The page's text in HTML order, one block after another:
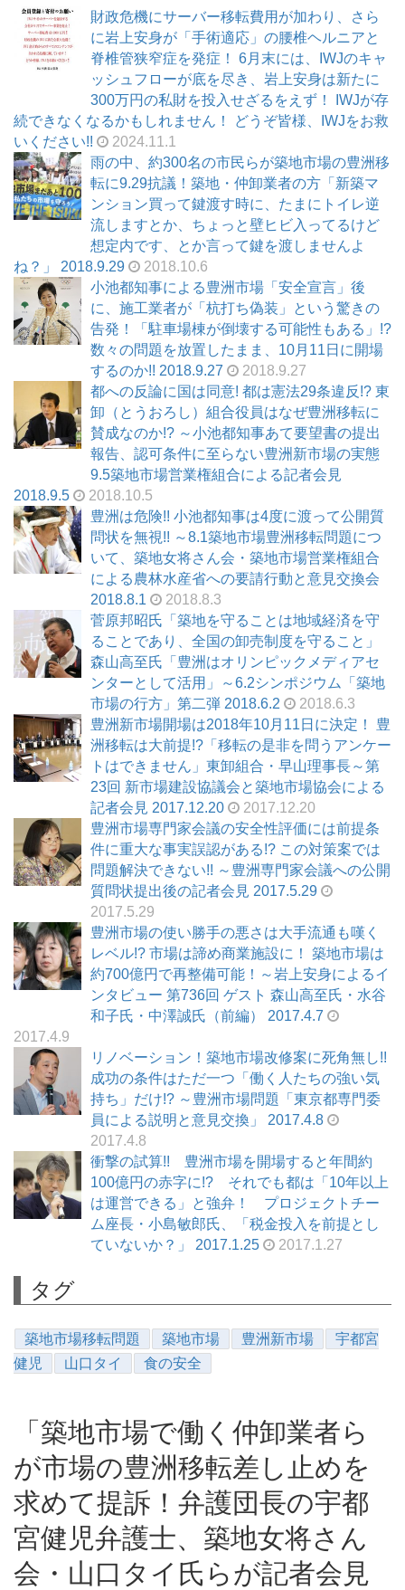
財政危機にサーバー移転費用が加わり、さら
に岩上安身が「手術適応」の腰椎ヘルニアと
脊椎管狭窄症を発症！ 6月末には、IWJのキャ
ッシュフローが底を尽き、岩上安身は新たに
300万円の私財を投入せざるをえず！ IWJが存
続できなくなるかもしれません！ どうぞ皆様、IWJをお救
いください!!
2024.11.1
雨の中、約300名の市民らが築地市場の豊洲移
転に9.29抗議！築地・仲卸業者の方「新築マ
ンション買って鍵渡す時に、たまにトイレ逆
流しますとか、ちょっと壁ヒビ入ってるけど
想定内です、とか言って鍵を渡しませんよ
ね？」 2018.9.29
2018.10.6
小池都知事による豊洲市場「安全宣言」後
に、施工業者が「杭打ち偽装」という驚きの
告発！「駐車場棟が倒壊する可能性もある」!?
数々の問題を放置したまま、10月11日に開場
するのか!! 2018.9.27
2018.9.27
都への反論に国は同意! 都は憲法29条違反!? 東
卸（とうおろし）組合役員はなぜ豊洲移転に
賛成なのか!? ～小池都知事あて要望書の提出
報告、認可条件に至らない豊洲新市場の実態
9.5築地市場営業権組合による記者会見
2018.9.5
2018.10.5
豊洲は危険!! 小池都知事は4度に渡って公開質
問状を無視!! ～8.1築地市場豊洲移転問題につ
いて、築地女将さん会・築地市場営業権組合
による農林水産省への要請行動と意見交換会
2018.8.1
2018.8.3
菅原邦昭氏「築地を守ることは地域経済を守
ることであり、全国の卸売制度を守ること」
森山高至氏「豊洲はオリンピックメディアセ
ンターとして活用」～6.2シンポジウム「築地
市場の行方」第二弾 2018.6.2
2018.6.3
豊洲新市場開場は2018年10月11日に決定！ 豊
洲移転は大前提!?「移転の是非を問うアンケー
トはできません」東卸組合・早山理事長～第
23回 新市場建設協議会と築地市場協会による
記者会見 2017.12.20
2017.12.20
豊洲市場専門家会議の安全性評価には前提条
件に重大な事実誤認がある!? この対策案では
問題解決できない!! ～豊洲専門家会議への公開
質問状提出後の記者会見 2017.5.29
2017.5.29
豊洲市場の使い勝手の悪さは大手流通も嘆く
レベル!? 市場は諦め商業施設に！ 築地市場は
約700億円で再整備可能！～岩上安身によるイ
ンタビュー 第736回 ゲスト 森山高至氏・水谷
和子氏・中澤誠氏（前編） 2017.4.7
2017.4.9
リノベーション！築地市場改修案に死角無し!!
成功の条件はただ一つ「働く人たちの強い気
持ち」だけ!? ～豊洲市場問題「東京都専門委
員による説明と意見交換」 2017.4.8
2017.4.8
衝撃の試算!! 豊洲市場を開場すると年間約
100億円の赤字に!? それでも都は「10年以上
は運営できる」と強弁！ プロジェクトチー
ム座長・小島敏郎氏、「税金投入を前提とし
ていないか？」 2017.1.25
2017.1.27
タグ
築地市場移転問題 築地市場 豊洲新市場
宇都宮
健児
山口タイ 食の安全
「築地市場で働く仲卸業者ら
が市場の豊洲移転差し止めを
求めて提訴！弁護団長の宇都
宮健児弁護士、築地女将さん
会・山口タイ氏らが記者会見